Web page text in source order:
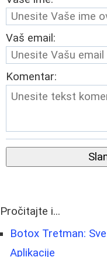
Vaš email:
Komentar:
Pročitajte i...
Botox Tretman:
Aplikacije